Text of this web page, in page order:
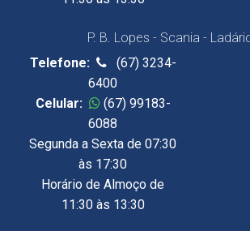
P. B. Lopes - Scania -
Telefone:
(67) 3234-
6400
Celular:
(67) 99183-
6088
Segunda a Sexta de 07:30
às 17:30
Horário de Almoço de
11:30 às 13:30